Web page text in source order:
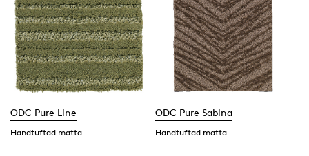
ODC Pure Line
Handtuftad matta
ODC Pure Sabina
Handtuftad matta